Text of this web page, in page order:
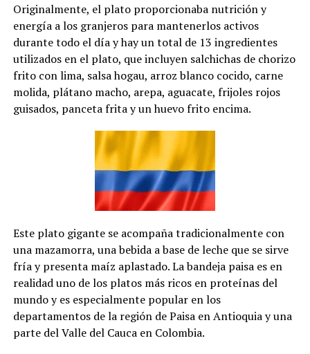
Originalmente, el plato proporcionaba nutrición y
energía a los granjeros para mantenerlos activos
durante todo el día y hay un total de 13 ingredientes
utilizados en el plato, que incluyen salchichas de chorizo
​​frito con lima, salsa hogau, arroz blanco cocido, carne
molida, plátano macho, arepa, aguacate, frijoles rojos
guisados, panceta frita y un huevo frito encima.
Este plato gigante se acompaña tradicionalmente con
una mazamorra, una bebida a base de leche que se sirve
fría y presenta maíz aplastado. La bandeja paisa es en
realidad uno de los platos más ricos en proteínas del
mundo y es especialmente popular en los
departamentos de la región de Paisa en Antioquia y una
parte del Valle del Cauca en Colombia.